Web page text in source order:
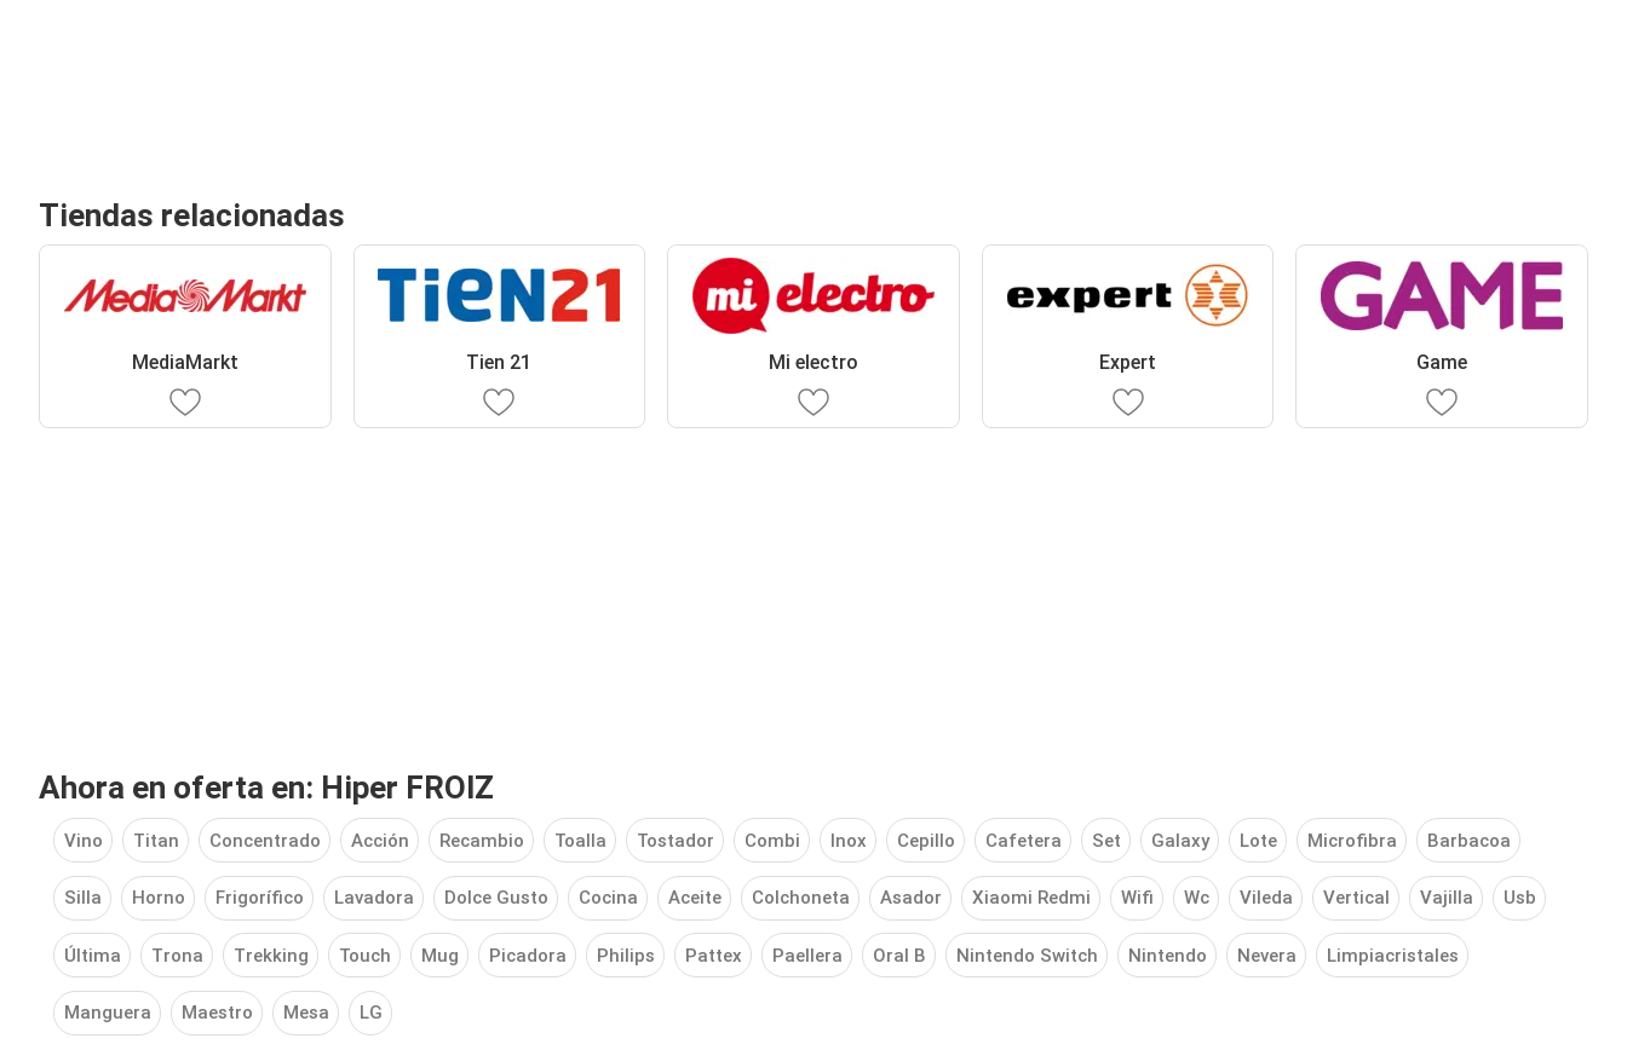
Tiendas relacionadas
MediaMarkt Tien 21 Mi electro Expert Game
Ahora en oferta en: Hiper FROIZ
Vino Titan Concentrado Acción Recambio Toalla Tostador Combi Inox Cepillo Cafetera Set Galaxy Lote Microfibra Barbacoa
Silla Horno Frigorífico Lavadora Dolce Gusto Cocina Aceite Colchoneta Asador Xiaomi Redmi Wifi Wc Vileda Vertical Vajilla Usb
Última Trona Trekking Touch Mug Picadora Philips Pattex Paellera Oral B Nintendo Switch Nintendo Nevera Limpiacristales
Manguera Maestro Mesa LG